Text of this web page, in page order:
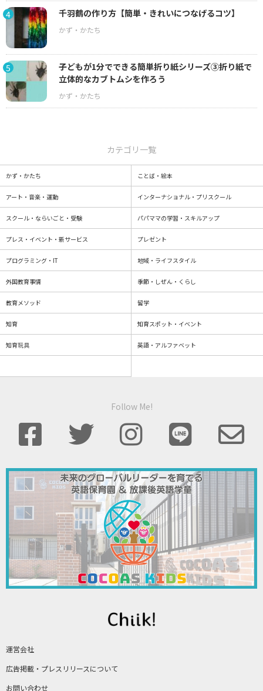
4 千羽鶴の作り方【簡単・きれいにつなげるコツ】
5
子どもが1分でできる簡単折り紙シリーズ③折り紙で
立体的なカブトムシを作ろう
運営会社
広告掲載・プレスリリースについて
お問い合わせ
カテゴリ一覧
かず・かたち ことば・絵本
アート・音楽・運動 インターナショナル・プリスクール
スクール・ならいごと・受験 パパママの学習・スキルアップ
プレス・イベント・新サービス プレゼント
プログラミング・IT 地域・ライフスタイル
外国教育事情 季節・しぜん・くらし
教育メソッド 留学
知育 知育スポット・イベント
知育玩具 英語・アルファベット
Follow Me!